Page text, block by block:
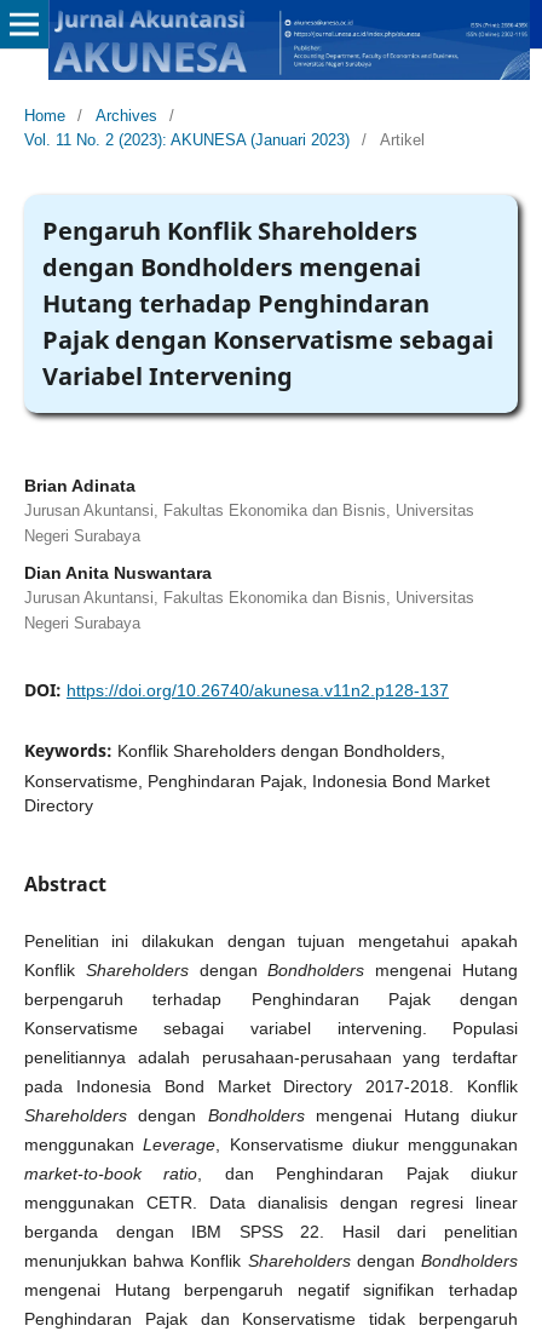
Home / Archives
/
Vol. 11 No. 2 (2023): AKUNESA (Januari 2023)
/ Artikel
Pengaruh Konflik Shareholders
dengan Bondholders mengenai
Hutang terhadap Penghindaran
Pajak dengan Konservatisme sebagai
Variabel Intervening
Brian Adinata
Jurusan Akuntansi, Fakultas Ekonomika dan Bisnis, Universitas
Negeri Surabaya
Dian Anita Nuswantara
Jurusan Akuntansi, Fakultas Ekonomika dan Bisnis, Universitas
Negeri Surabaya
DOI: https://doi.org/10.26740/akunesa.v11n2.p128-137
Keywords: Konflik Shareholders dengan Bondholders,
Konservatisme, Penghindaran Pajak, Indonesia Bond Market
Directory
Abstract
Penelitian ini dilakukan dengan tujuan mengetahui apakah
Konflik ShareholdersdenganBondholders mengenai Hutang
berpengaruh terhadap Penghindaran Pajak dengan
Konservatisme sebagai variabel intervening. Populasi
penelitiannya adalah perusahaan-perusahaan yang terdaftar
pada Indonesia Bond Market Directory 2017-2018. Konflik
Shareholdersdengan Bondholdersmengenai Hutang diukur
menggunakanLeverage , Konservatisme diukur menggunakan
market-to-book ratio , dan Penghindaran Pajak diukur
menggunakan CETR. Data dianalisis dengan regresi linear
berganda dengan IBM SPSS 22. Hasil dari penelitian
menunjukkan bahwa Konflik ShareholdersdenganBondholders
mengenai Hutang berpengaruh negatif signifikan terhadap
Penghindaran Pajak dan Konservatisme tidak berpengaruh